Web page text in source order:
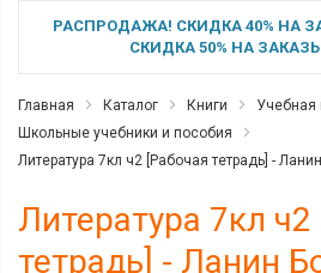
РАСПРОДАЖА! СКИДКА 40% НА
СКИДКА 50% НА ЗАКАЗЫ
Главная Каталог Книги
Учебная
Школьные учебники и пособия
Литература 7кл ч2 [Рабочая тетрадь] -
Литература 7кл ч2
тетрадь] - Ланин